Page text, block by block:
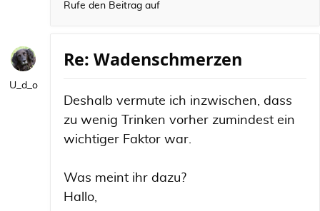
Rufe den Beitrag auf
U_d_o
Re: Wadenschmerzen
Deshalb vermute ich inzwischen, dass
zu wenig Trinken vorher zumindest ein
wichtiger Faktor war.
Was meint ihr dazu?
Hallo,